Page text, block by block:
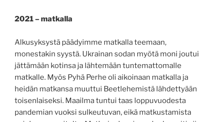
2021 – matkalla
Alkusyksystä päädyimme matkalla teemaan,
monestakin syystä. Ukrainan sodan myötä moni joutui
jättämään kotinsa ja lähtemään tuntemattomalle
matkalle. Myös Pyhä Perhe oli aikoinaan matkalla ja
heidän matkansa muuttui Beetlehemistä lähdettyään
toisenlaiseksi. Maailma tuntui taas loppuvuodesta
pandemian vuoksi sulkeutuvan, eikä matkustamista